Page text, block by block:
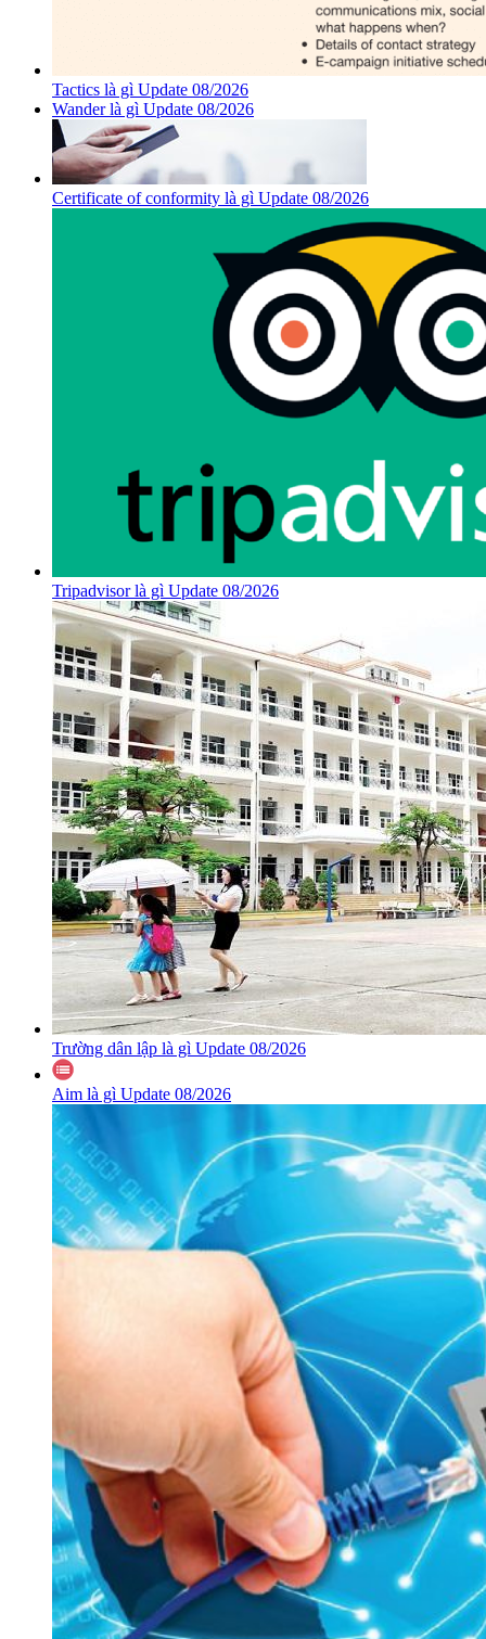
Tactics là gì Update 08/2026
Wander là gì Update 08/2026
Certificate of conformity là gì Update 08/2026
Tripadvisor là gì Update 08/2026
Trường dân lập là gì Update 08/2026
Aim là gì Update 08/2026